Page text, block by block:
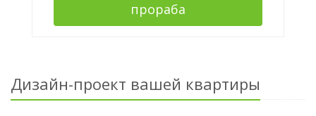
прораба
Дизайн-проект вашей квартиры